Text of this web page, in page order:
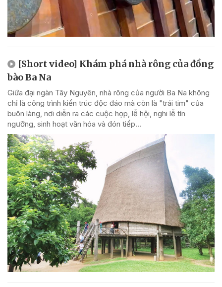
[Short video] Khám phá nhà rông của đồng
bào Ba Na
Giữa đại ngàn Tây Nguyên, nhà rông của người Ba Na không
chỉ là công trình kiến trúc độc đáo mà còn là "trái tim" của
buôn làng, nơi diễn ra các cuộc họp, lễ hội, nghi lễ tín
ngưỡng, sinh hoạt văn hóa và đón tiếp...